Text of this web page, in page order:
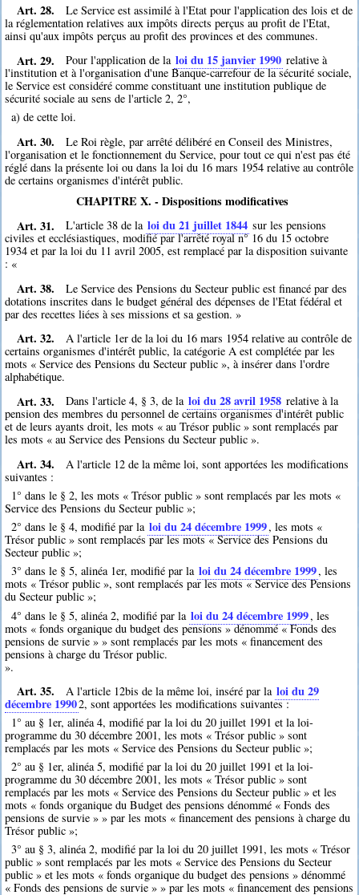
Art. 28.
Le Service est assimilé à l'Etat pour l'application des lois et de
la réglementation relatives aux impôts directs perçus au profit de l'Etat,
ainsi qu'aux impôts perçus au profit des provinces et des communes.
Art. 29. Pour l'application de la loi du 15 janvier 1990 relative à
l'institution et à l'organisation d'une Banque-carrefour de la sécurité sociale,
le Service est considéré comme constituant une institution publique de
sécurité sociale au sens de l'article 2, 2°,
a) de cette loi.
Art. 30.
Le Roi règle, par arrêté délibéré en Conseil des Ministres,
l'organisation et le fonctionnement du Service, pour tout ce qui n'est pas été
réglé dans la présente loi ou dans la loi du 16 mars 1954 relative au contrôle
de certains organismes d'intérêt public.
CHAPITRE X. - Dispositions modificatives
Art. 31.
L'article 38 de la loi du 21 juillet 1844 sur les pensions
civiles et ecclésiastiques, modifié par l'arrêté royal n° 16 du 15 octobre
1934 et par la loi du 11 avril 2005, est remplacé par la disposition suivante
: «
Art. 38.
Le Service des Pensions du Secteur public est financé par des
dotations inscrites dans le budget général des dépenses de l'Etat fédéral et
par des recettes liées à ses missions et sa gestion. »
Art. 32.
A l'article 1er de la loi du 16 mars 1954 relative au contrôle de
certains organismes d'intérêt public, la catégorie A est complétée par les
mots « Service des Pensions du Secteur public », à insérer dans l'ordre
alphabétique.
Art. 33. Dans l'article 4, § 3, de la loi du 28 avril 1958 relative à la
pension des membres du personnel de certains organismes d'intérêt public
et de leurs ayants droit, les mots « au Trésor public » sont remplacés par
les mots « au Service des Pensions du Secteur public ».
Art. 34.
A l'article 12 de la même loi, sont apportées les modifications
suivantes :
1° dans le § 2, les mots « Trésor public » sont remplacés par les mots «
Service des Pensions du Secteur public »;
2° dans le § 4, modifié par la loi du 24 décembre 1999, les mots «
Trésor public » sont remplacés par les mots « Service des Pensions du
Secteur public »;
3° dans le § 5, alinéa 1er, modifié par la loi du 24 décembre 1999, les
mots « Trésor public », sont remplacés par les mots « Service des Pensions
du Secteur public »;
4° dans le § 5, alinéa 2, modifié par la loi du 24 décembre 1999, les
mots « fonds organique du budget des pensions » dénommé « Fonds des
pensions de survie » » sont remplacés par les mots « financement des
pensions à charge du Trésor public.
».
Art. 35. A l'article 12bis de la même loi, inséré par la loi du 29
décembre 19902, sont apportées les modifications suivantes :
1° au § 1er, alinéa 4, modifié par la loi du 20 juillet 1991 et la loi-
programme du 30 décembre 2001, les mots « Trésor public » sont
remplacés par les mots « Service des Pensions du Secteur public »;
2° au § 1er, alinéa 5, modifié par la loi du 20 juillet 1991 et la loi-
programme du 30 décembre 2001, les mots « Trésor public » sont
remplacés par les mots « Service des Pensions du Secteur public » et les
mots « fonds organique du Budget des pensions dénommé « Fonds des
pensions de survie » » par les mots « financement des pensions à charge du
Trésor public »;
3° au § 3, alinéa 2, modifié par la loi du 20 juillet 1991, les mots « Trésor
public » sont remplacés par les mots « Service des Pensions du Secteur
public » et les mots « fonds organique du budget des pensions » dénommé
« Fonds des pensions de survie » » par les mots « financement des pensions